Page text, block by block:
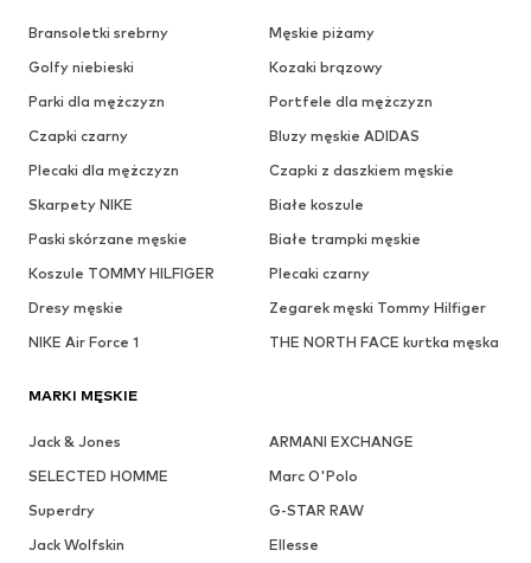
Bransoletki srebrny
Męskie piżamy
Golfy niebieski
Kozaki brązowy
Parki dla mężczyzn
Portfele dla mężczyzn
Czapki czarny
Bluzy męskie ADIDAS
Plecaki dla mężczyzn
Czapki z daszkiem męskie
Skarpety NIKE
Białe koszule
Paski skórzane męskie
Białe trampki męskie
Koszule TOMMY HILFIGER
Plecaki czarny
Dresy męskie
Zegarek męski Tommy Hilfiger
NIKE Air Force 1
THE NORTH FACE kurtka męska
MARKI MĘSKIE
Jack & Jones
ARMANI EXCHANGE
SELECTED HOMME
Marc O'Polo
Superdry
G-STAR RAW
Jack Wolfskin
Ellesse